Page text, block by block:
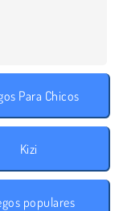
Para Chicos
Kizi
populares